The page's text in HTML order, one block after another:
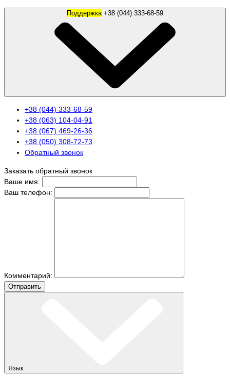
Поддержка
+38 (044) 333-68-59
+38 (063) 104-04-91
+38 (067) 469-26-36
+38 (050) 308-72-73
Обратный звонок
Заказать обратный звонок
Ваше имя:
Ваш телефон:
Комментарий:
Отправить
Язык